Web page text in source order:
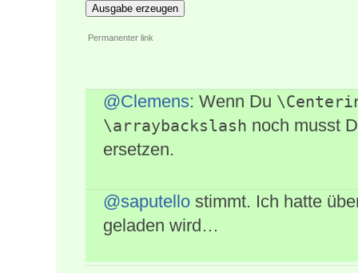
Ausgabe erzeugen
Permanenter link
@Clemens: Wenn Du
\arraybackslash noch musst
ersetzen.
@saputello stimmt. Ich hatte
geladen wird…